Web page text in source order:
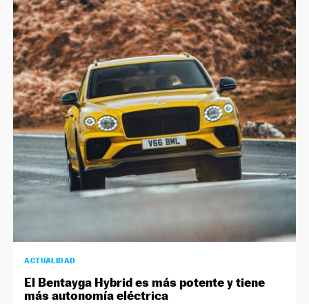
ACTUALIDAD
El Bentayga Hybrid es más potente y tiene
más autonomía eléctrica